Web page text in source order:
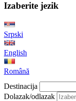
Izaberite jezik
Srpski
English
Română
Destinacija
Dolazak/odlazak